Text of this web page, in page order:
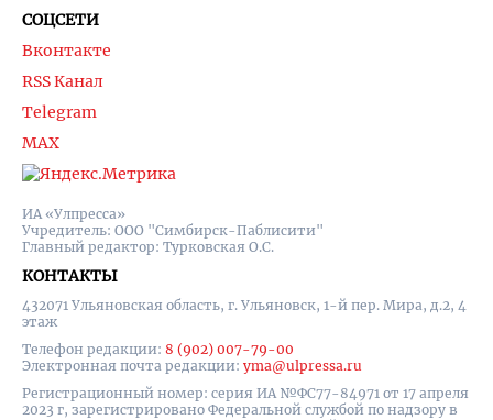
ИА «Улпресса»
Учредитель: ООО "Симбирск-Паблисити"
Главный редактор: Турковская О.С.
КОНТАКТЫ
432071 Ульяновская область, г. Ульяновск, 1-й пер. Мира, д.2, 4
этаж
Телефон редакции: 8 (902) 007-79-00
Электронная почта редакции: yma@ulpressa.ru
Регистрационный номер: серия ИА №ФС77-84971 от 17 апреля
2023 г, зарегистрировано Федеральной службой по надзору в
СОЦСЕТИ
Вконтакте
RSS Канал
Telegram
MAX